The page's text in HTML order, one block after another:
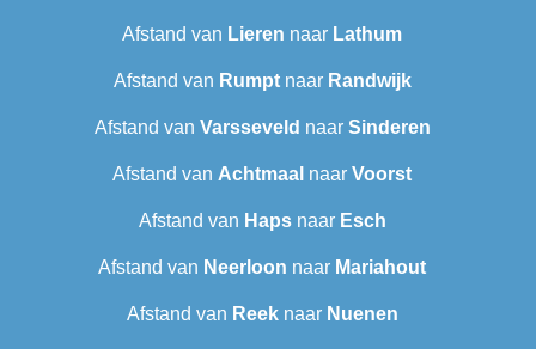
Afstand van Lieren naar Lathum
Afstand van Rumptnaar Randwijk
Afstand van Varsseveld naar Sinderen
Afstand van Achtmaal naar Voorst
Afstand van Hapsnaar Esch
Afstand van Neerloon naar Mariahout
Afstand van Reeknaar Nuenen